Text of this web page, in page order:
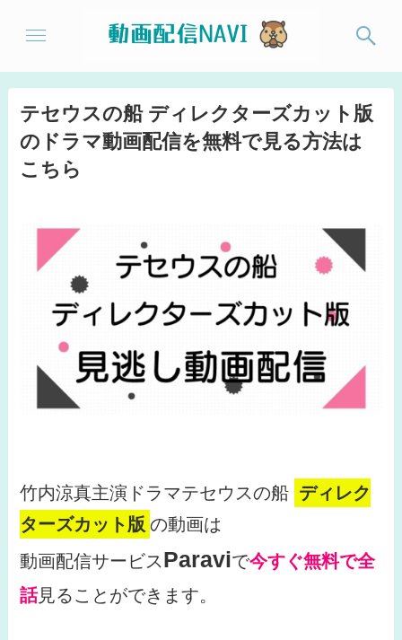
テセウスの船 ディレクターズカット版
のドラマ動画配信を無料で見る方法は
こちら
竹内涼真主演ドラマテセウスの船 ディレク
ターズカット版 の動画は
動画配信サービスParaviで今すぐ無料で全
話見ることができます。